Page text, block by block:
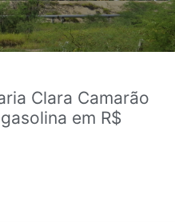
Clara Camarão
em R$